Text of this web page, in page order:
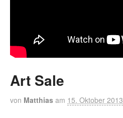
Art Sale
von Matthias am 15. Oktober 2013